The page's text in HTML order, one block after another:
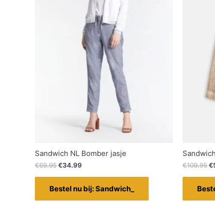
Sandwich NL Bomber jasje
€69.95€34.99
Bestel nu bij: Sandwich_
€109.95€